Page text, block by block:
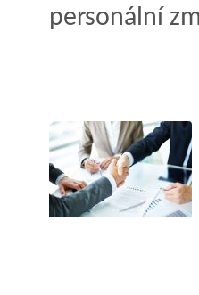
personální